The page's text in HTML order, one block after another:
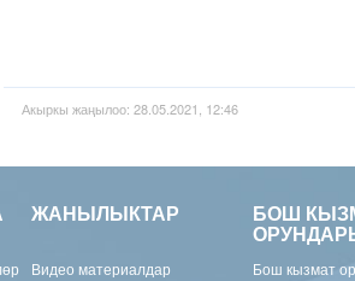
Акыркы жаңылоо: 28.05.2021, 12:46
ЖАНЫЛЫКТАР
Видео материалдар
БОШ
Бош кызмат